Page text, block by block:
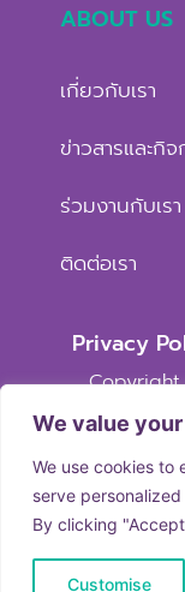
We value
We use cookies to
serve
By clicking
Customise
ABOUT US
เกี่ยวกับเรา
ข่าวสารและกิ
ร่วมงานกับเรา
ติดต่อเรา
Privacy